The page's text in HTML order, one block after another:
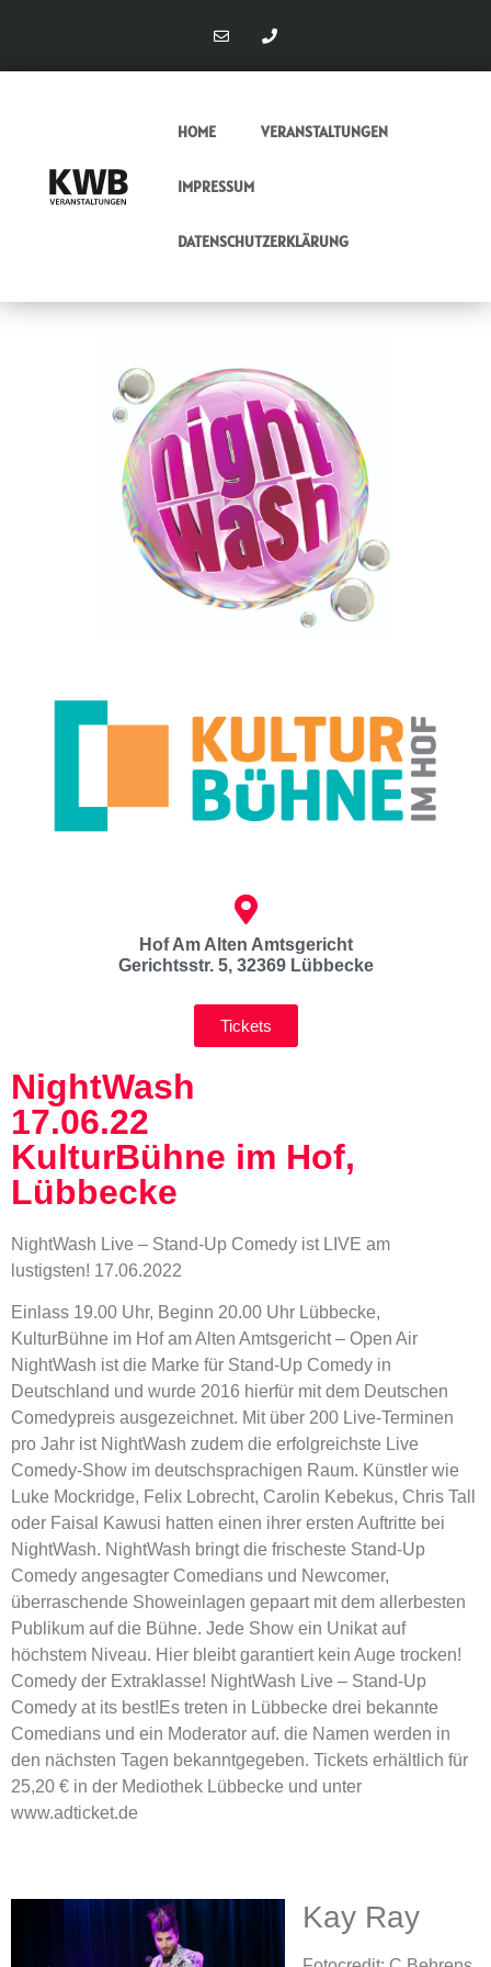
HOME VERANSTALTUNGEN
IMPRESSUM
DATENSCHUTZERKLÄRUNG
Hof Am Alten Amtsgericht
Gerichtsstr. 5, 32369 Lübbecke
Tickets
NightWash
17.06.22
KulturBühne im Hof,
Lübbecke
NightWash Live – Stand-Up Comedy ist LIVE am
lustigsten! 17.06.2022
Einlass 19.00 Uhr, Beginn 20.00 Uhr Lübbecke,
KulturBühne im Hof am Alten Amtsgericht – Open Air
NightWash ist die Marke für Stand-Up Comedy in
Deutschland und wurde 2016 hierfür mit dem Deutschen
Comedypreis ausgezeichnet. Mit über 200 Live-Terminen
pro Jahr ist NightWash zudem die erfolgreichste Live
Comedy-Show im deutschsprachigen Raum. Künstler wie
Luke Mockridge, Felix Lobrecht, Carolin Kebekus, Chris Tall
oder Faisal Kawusi hatten einen ihrer ersten Auftritte bei
NightWash. NightWash bringt die frischeste Stand-Up
Comedy angesagter Comedians und Newcomer,
überraschende Showeinlagen gepaart mit dem allerbesten
Publikum auf die Bühne. Jede Show ein Unikat auf
höchstem Niveau. Hier bleibt garantiert kein Auge trocken!
Comedy der Extraklasse! NightWash Live – Stand-Up
Comedy at its best!Es treten in Lübbecke drei bekannte
Comedians und ein Moderator auf. die Namen werden in
den nächsten Tagen bekanntgegeben. Tickets erhältlich für
25,20 € in der Mediothek Lübbecke und unter
www.adticket.de
Kay Ray